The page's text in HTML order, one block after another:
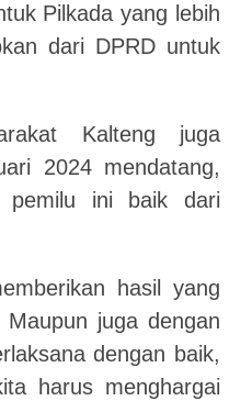
Pilkada yang lebih
dari DPRD untuk
Kalteng juga
2024 mendatang,
pemilu ini baik dari
hasil yang
juga dengan
dengan baik,
harus menghargai